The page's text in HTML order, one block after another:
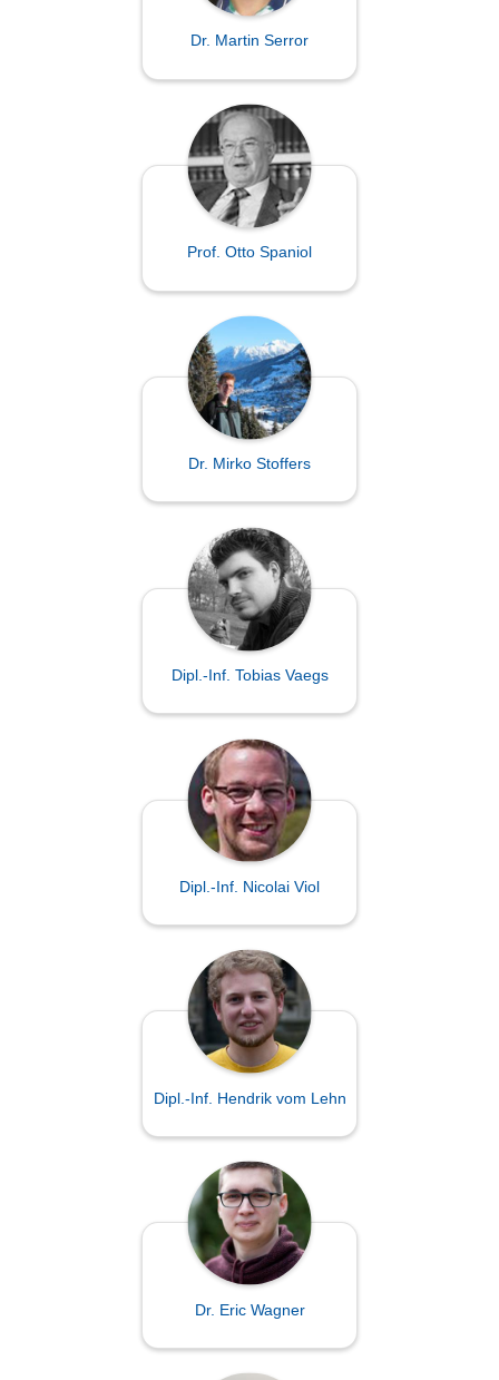
Dr. Martin Serror
Prof. Otto Spaniol
Dr. Mirko Stoffers
Dipl.-Inf. Tobias Vaegs
Dipl.-Inf. Nicolai Viol
Dipl.-Inf. Hendrik vom Lehn
Dr. Eric Wagner